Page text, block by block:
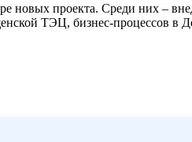
новых проекта. Среди них –
ТЭЦ, бизнес-процессов в